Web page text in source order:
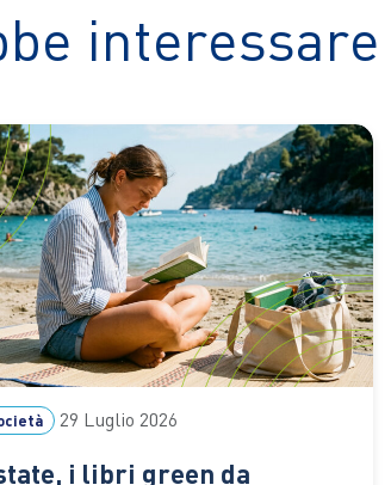
interessare
29 Luglio 2026
i libri green da